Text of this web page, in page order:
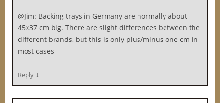
@Jim: Backing trays in Germany are normally about
45×37 cm big. There are slight differences between the
different brands, but this is only plus/minus one cm in
most cases.
Reply ↓